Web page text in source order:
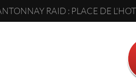
RAID : PLACE DE